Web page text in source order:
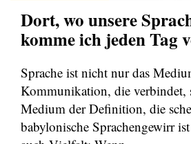
Dort, wo unsere
komme ich jeden Tag
Sprache ist nicht nur das
Kommunikation, die verbindet,
Medium der Definition, die
babylonische Sprachengewirr